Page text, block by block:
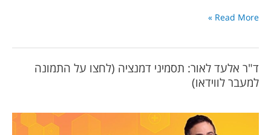
ד"ר אלעד לאור: תסמיני דמנציה (לחצו על התמונה
למעבר לווידאו)
Read More »